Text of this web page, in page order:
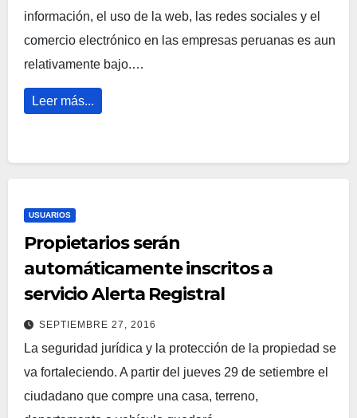
información, el uso de la web, las redes sociales y el
comercio electrónico en las empresas peruanas es aun
relativamente bajo.…
Leer más...
USUARIOS
Propietarios serán
automáticamente inscritos a
servicio Alerta Registral
SEPTIEMBRE 27, 2016
La seguridad jurídica y la protección de la propiedad se
va fortaleciendo. A partir del jueves 29 de setiembre el
ciudadano que compre una casa, terreno,